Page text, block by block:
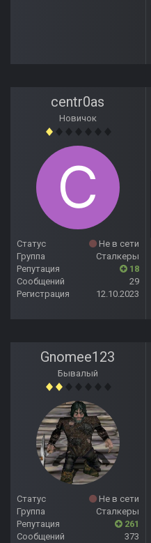
centr0as
Новичок
Статус
Не в сети
Группа
Сталкеры
Репутация
18
Сообщений
29
Регистрация
12.10.2023
Gnomee123
Бывалый
Статус
Не в сети
Группа
Сталкеры
Репутация
261
Сообщений
373